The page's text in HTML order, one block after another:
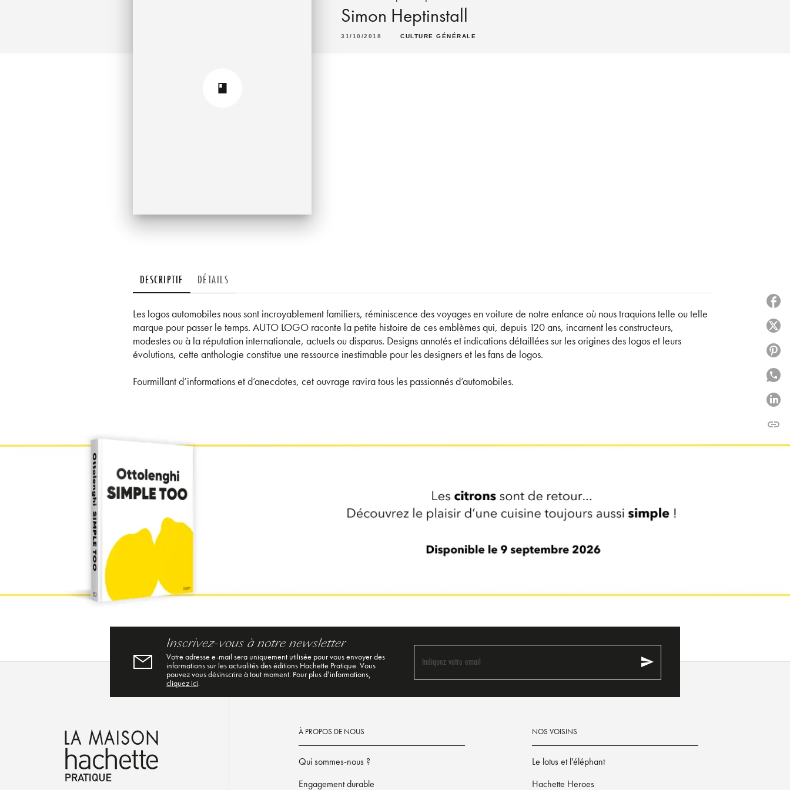
Simon Heptinstall
31/10/2018 CULTURE GÉNÉRALE
DESCRIPTIF DÉTAILS
Les logos automobiles nous sont incroyablement familiers, réminiscence des voyages en voiture de notre enfance où nous traquions telle ou telle
marque pour passer le temps. AUTO LOGO raconte la petite histoire de ces emblèmes qui, depuis 120 ans, incarnent les constructeurs,
modestes ou à la réputation internationale, actuels ou disparus. Designs annotés et indications détaillées sur les origines des logos et leurs
évolutions, cette anthologie constitue une ressource inestimable pour les designers et les fans de logos.
Fourmillant d’informations et d’anecdotes, cet ouvrage ravira tous les passionnés d’automobiles.
link
Inscrivez-vous à notre newsletter
Votre adresse e-mail sera uniquement utilisée pour vous envoyer des
informations sur les actualités des éditions Hachette Pratique. Vous
pouvez vous désinscrire à tout moment. Pour plus d’informations,
cliquez ici.
Indiquez votre email send
À PROPOS DE NOUS
Qui sommes-nous ?
Engagement durable
NOS VOISINS
Le lotus et l'éléphant
Hachette Heroes